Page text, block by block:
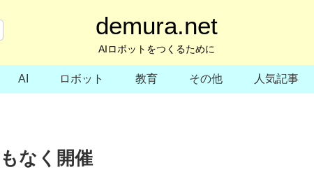
demura.net
AIロボットをつくるために
AI ロボット 教育 その他 人気記事
なく開催